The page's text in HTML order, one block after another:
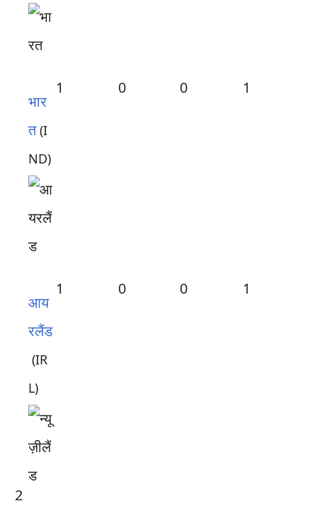
2
भार
त (I
ND)
1 0 0 1
आय
रलैंड
(IR
L)
1 0 0 1